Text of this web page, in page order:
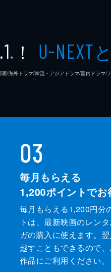
※ ！ U-NEXT
/海外ドラマ/韓流・アジアドラマ/国内ドラマ/
03
毎月もらえる
1,200ポイントでお
毎月もらえる1,200円分
トは、最新映画のレン
ガの購入に使えます。
越すこともできるので
作品にご利用ください。